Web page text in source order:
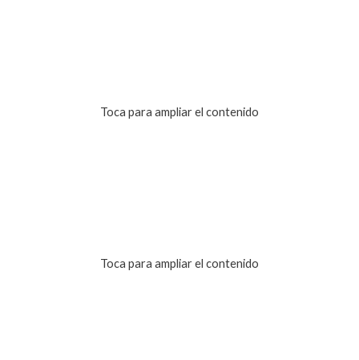
Toca para ampliar el contenido
Toca para ampliar el contenido